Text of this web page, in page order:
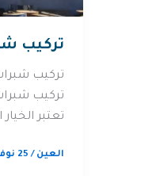
تركيب
تركيب
تركيب
تعتبر
العين / 25 نوفمبر، 2025